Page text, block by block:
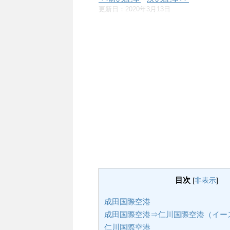
更新日： 2020年3月13日
目次 [非表示]
成田国際空港
成田国際空港⇒仁川国際空港（イー
仁川国際空港